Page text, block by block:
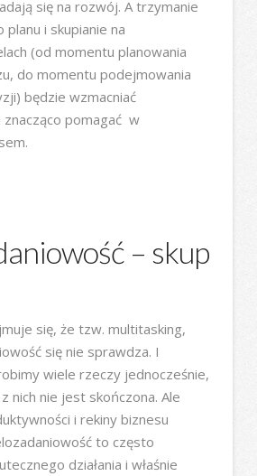
się na rozwój. A trzymanie
i skupianie na
(od momentu planowania
do momentu podejmowania
będzie wzmacniać
pomagać w
– skup
się, że tzw. multitasking,
się nie sprawdza. I
wiele rzeczy jednocześnie,
nich nie jest skończona. Ale
i rekiny biznesu
to często
działania i właśnie